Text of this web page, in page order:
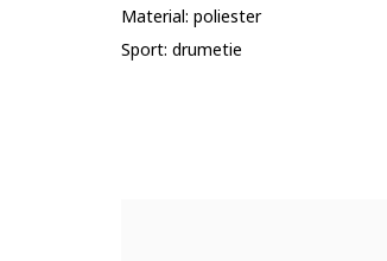
Material: poliester
Sport: drumetie